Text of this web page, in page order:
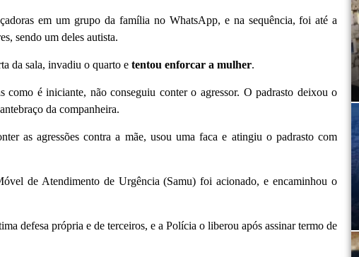
em um grupo da família no WhatsApp, e na sequência, foi até a
sendo um deles autista.
da sala, invadiu o quarto e tentou enforcar a mulher.
é iniciante, não conseguiu conter o agressor. O padrasto deixou o
da companheira.
as agressões contra a mãe, usou uma faca e atingiu o padrasto com
de Atendimento de Urgência (Samu) foi acionado, e encaminhou o
defesa própria e de terceiros, e a Polícia o liberou após assinar termo de